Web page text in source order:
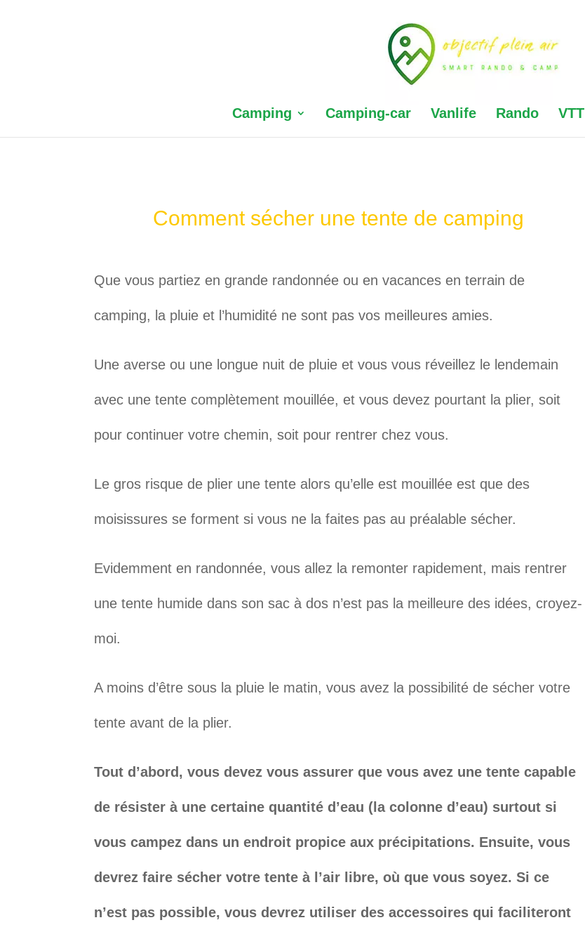
Camping Camping-car Vanlife Rando VTT
Comment sécher une tente de camping
Que vous partiez en grande randonnée ou en vacances en terrain de
camping, la pluie et l’humidité ne sont pas vos meilleures amies.
Une averse ou une longue nuit de pluie et vous vous réveillez le lendemain
avec une tente complètement mouillée, et vous devez pourtant la plier, soit
pour continuer votre chemin, soit pour rentrer chez vous.
Le gros risque de plier une tente alors qu’elle est mouillée est que des
moisissures se forment si vous ne la faites pas au préalable sécher.
Evidemment en randonnée, vous allez la remonter rapidement, mais rentrer
une tente humide dans son sac à dos n’est pas la meilleure des idées, croyez-
moi.
A moins d’être sous la pluie le matin, vous avez la possibilité de sécher votre
tente avant de la plier.
Tout d’abord, vous devez vous assurer que vous avez une tente capable
de résister à une certaine quantité d’eau (la colonne d’eau) surtout si
vous campez dans un endroit propice aux précipitations. Ensuite, vous
devrez faire sécher votre tente à l’air libre, où que vous soyez. Si ce
n’est pas possible, vous devrez utiliser des accessoires qui faciliteront